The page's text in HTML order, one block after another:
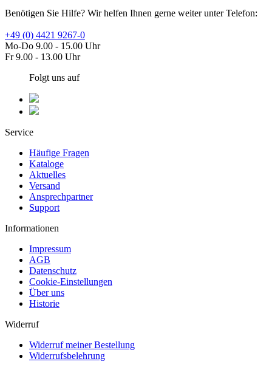
Benötigen Sie Hilfe? Wir helfen Ihnen gerne weiter unter Telefon:
+49 (0) 4421 9267-0
Mo-Do 9.00 - 15.00 Uhr
Fr 9.00 - 13.00 Uhr
Folgt uns auf
Service
Häufige Fragen
Kataloge
Aktuelles
Versand
Ansprechpartner
Support
Informationen
Impressum
AGB
Datenschutz
Cookie-Einstellungen
Über uns
Historie
Widerruf
Widerruf meiner Bestellung
Widerrufsbelehrung